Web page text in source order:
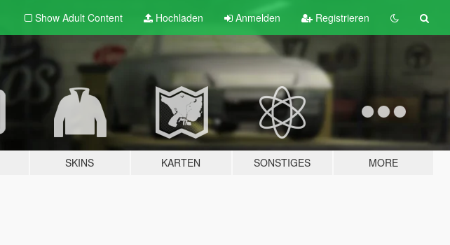
Show Adult Content Hochladen Anmelden Registrieren
SKINS KARTEN SONSTIGES MORE